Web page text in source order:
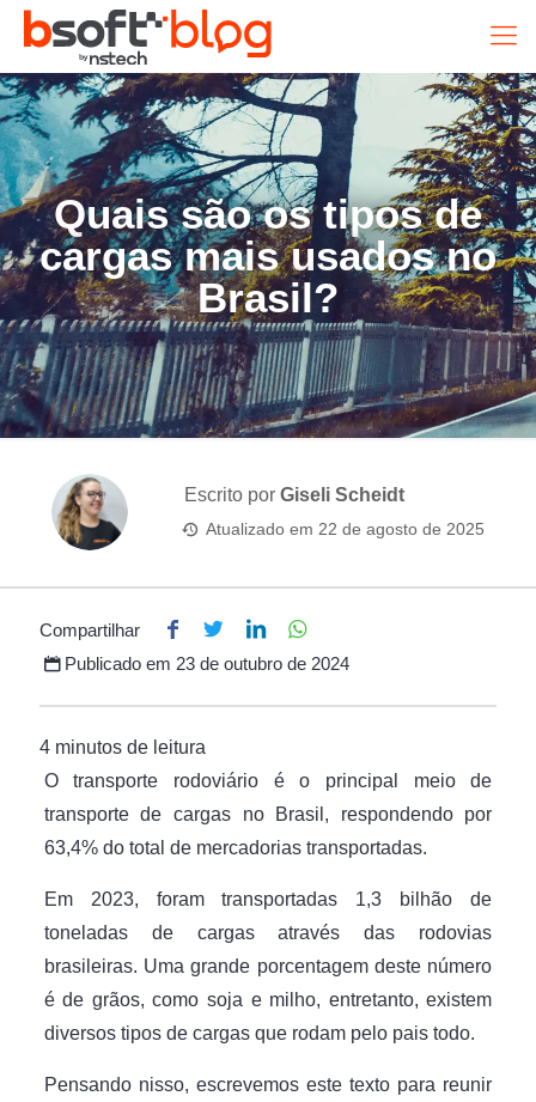
Quais são os tipos de
cargas mais usados no
Brasil?
Escrito por Giseli Scheidt
Atualizado em 22 de agosto de 2025
Compartilhar
Publicado em 23 de outubro de 2024
O transporte rodoviário é o principal meio de
transporte de cargas no Brasil, respondendo por
63,4% do total de mercadorias transportadas.
Em 2023, foram transportadas 1,3 bilhão de
toneladas de cargas através das rodovias
brasileiras. Uma grande porcentagem deste número
é de grãos, como soja e milho, entretanto, existem
diversos tipos de cargas que rodam pelo pais todo.
Pensando nisso, escrevemos este texto para reunir